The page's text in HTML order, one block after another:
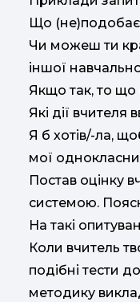
Що
Чи можеш ти
іншої
Якщо так, то що
Які дії
Я б хотів/-ла,
мої
Постав оцінку
системою.
На такі
Коли вчитель
подібні тести
методику